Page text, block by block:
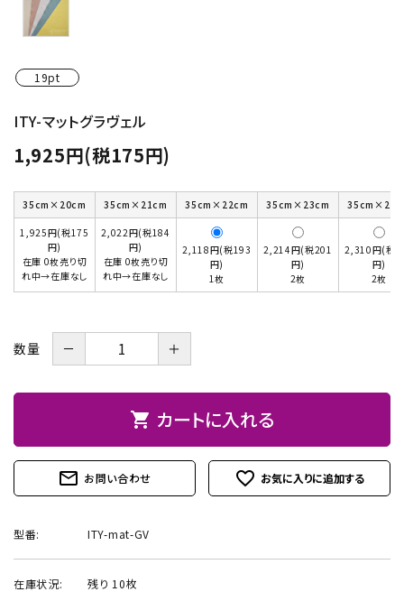
基本材料
ガイドライン
お問い合わせ
19pt
ITY-マットグラヴェル
1,925円(税175円)
35cm×20cm 35cm×21cm 35cm×22cm 35cm×23cm
1,925円(税175
円)
在庫 0枚売り切
れ中→在庫なし
2,022円(税184
円)
在庫 0枚売り切
れ中→在庫なし
2,118円(税193
円)
1枚
2,214円(税201
円)
2枚
2,310円(税
円)
2枚
数量 － ＋
shopping_cart カートに入れる
mail_outline お問い合わせ favorite_outline
型番: ITY-mat-GV
在庫状況: 残り 10枚